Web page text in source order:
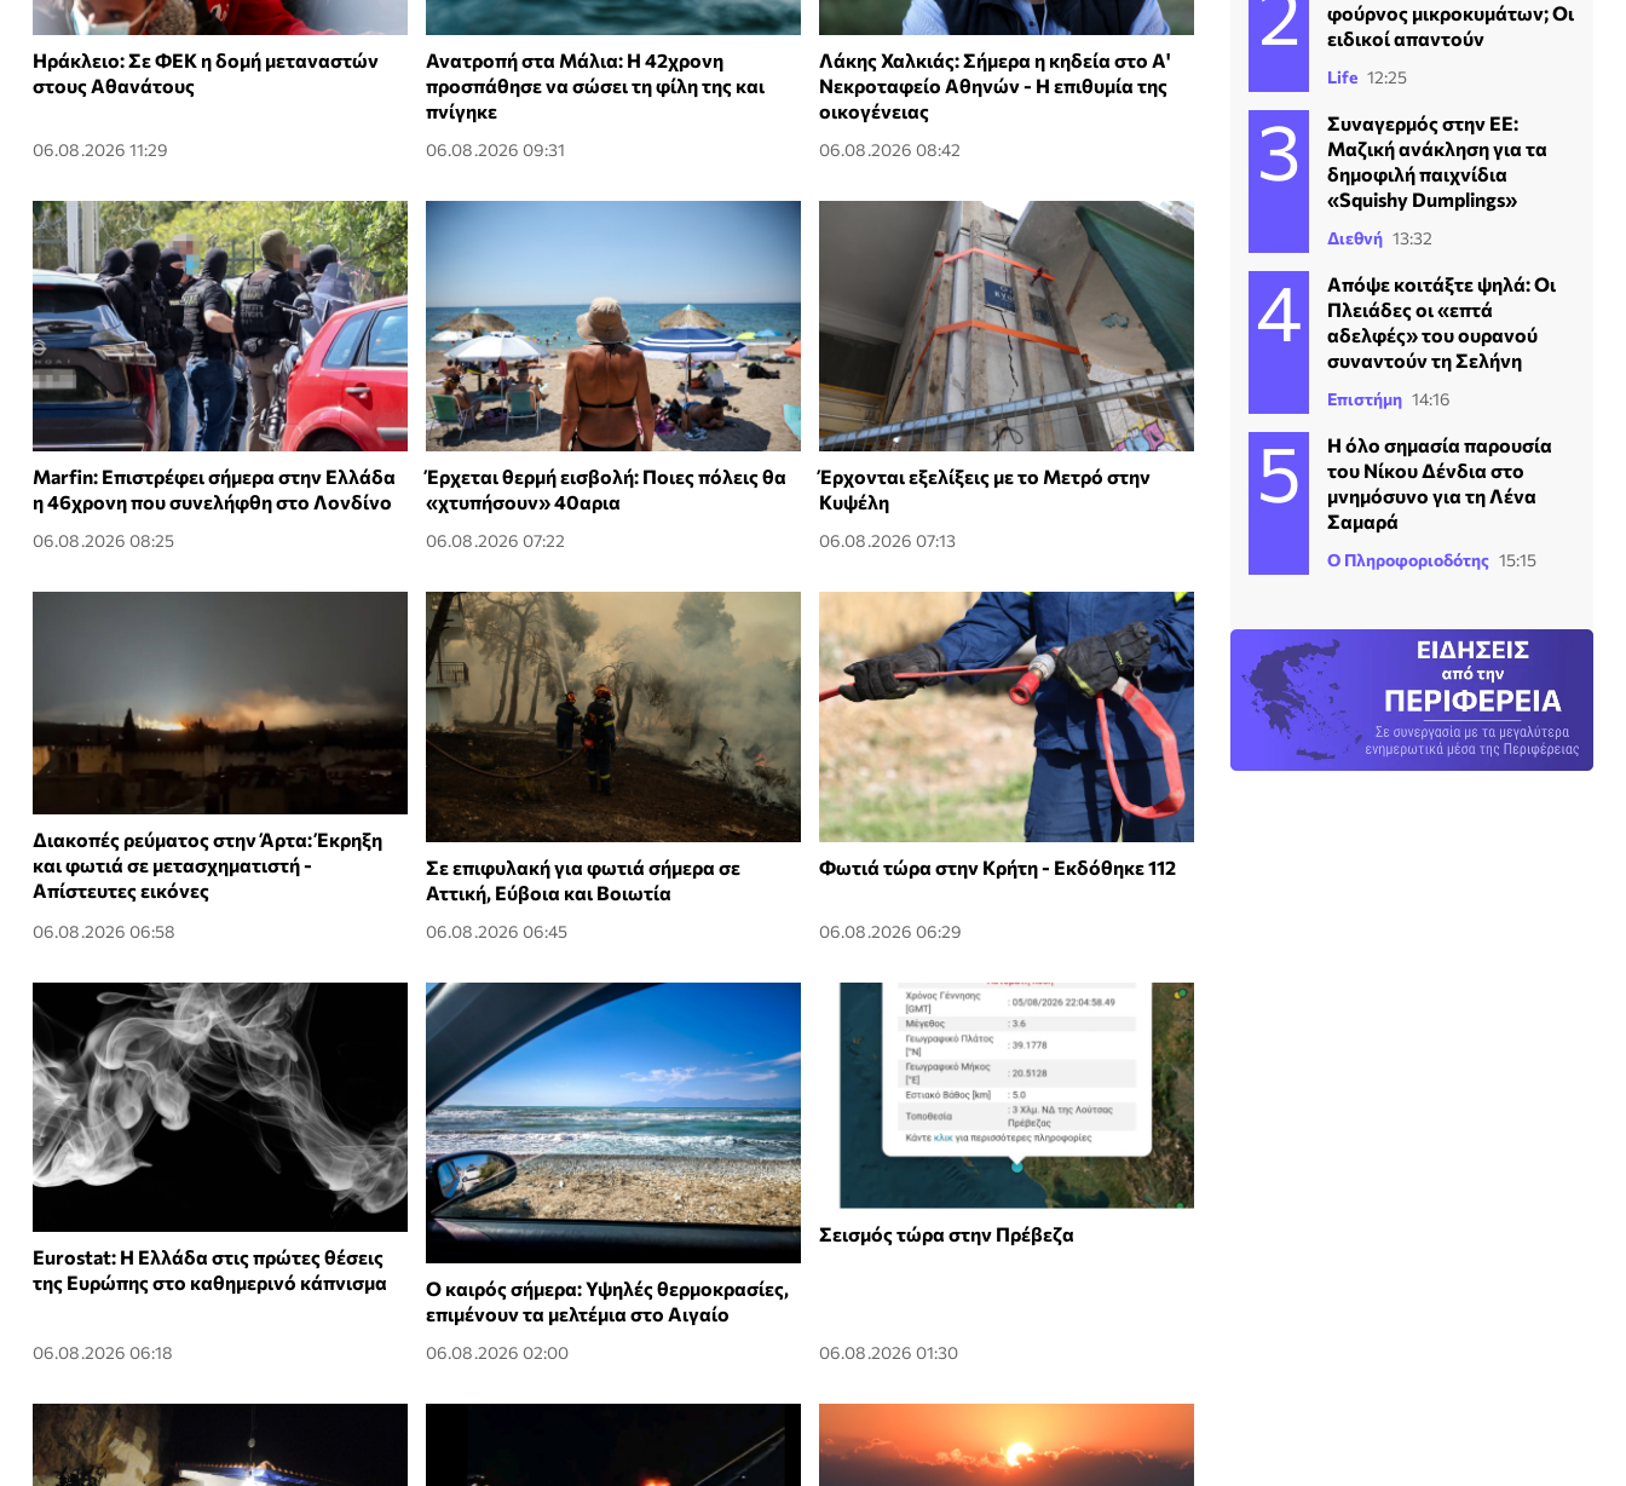
Ηράκλειο: Σε ΦΕΚ η δομή μεταναστών
στους Αθανάτους
06.08.2026 11:29
Ανατροπή στα Μάλια: Η 42χρονη
προσπάθησε να σώσει τη φίλη της και
πνίγηκε
06.08.2026 09:31
Λάκης Χαλκιάς: Σήμερα η κηδεία στο Α'
Νεκροταφείο Αθηνών - Η επιθυμία της
οικογένειας
06.08.2026 08:42
Marfin: Επιστρέφει σήμερα στην Ελλάδα
η 46χρονη που συνελήφθη στο Λονδίνο
06.08.2026 08:25
Έρχεται θερμή εισβολή: Ποιες πόλεις θα
«χτυπήσουν» 40αρια
06.08.2026 07:22
Έρχονται εξελίξεις με το Μετρό στην
Κυψέλη
06.08.2026 07:13
Διακοπές ρεύματος στην Άρτα: Έκρηξη
και φωτιά σε μετασχηματιστή -
Απίστευτες εικόνες
06.08.2026 06:58
Σε επιφυλακή για φωτιά σήμερα σε
Αττική, Εύβοια και Βοιωτία
06.08.2026 06:45
Φωτιά τώρα στην Κρήτη - Εκδόθηκε 112
06.08.2026 06:29
Eurostat: Η Ελλάδα στις πρώτες θέσεις
της Ευρώπης στο καθημερινό κάπνισμα
06.08.2026 06:18
Ο καιρός σήμερα: Υψηλές θερμοκρασίες,
επιμένουν τα μελτέμια στο Αιγαίο
06.08.2026 02:00
Σεισμός τώρα στην Πρέβεζα
06.08.2026 01:30
φούρνος μικροκυμάτων; Οι
ειδικοί απαντούν
Life 12:25
Συναγερμός στην ΕΕ:
Μαζική ανάκληση για τα
δημοφιλή παιχνίδια
«Squishy Dumplings»
Διεθνή 13:32
Απόψε κοιτάξτε ψηλά: Οι
Πλειάδες οι «επτά
αδελφές» του ουρανού
συναντούν τη Σελήνη
Επιστήμη 14:16
Η όλο σημασία παρουσία
του Νίκου Δένδια στο
μνημόσυνο για τη Λένα
Σαμαρά
Ο Πληροφοριοδότης 15:15